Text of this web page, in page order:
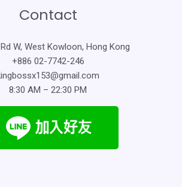
Contact
W, West Kowloon, Hong Kong
+886 02-7742-246
8:30 AM – 22:30 PM